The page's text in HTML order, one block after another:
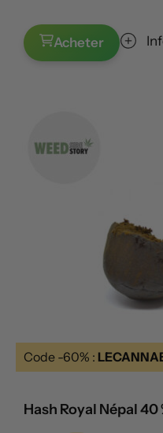
Acheter
Code -60% :
Hash Royal Népal